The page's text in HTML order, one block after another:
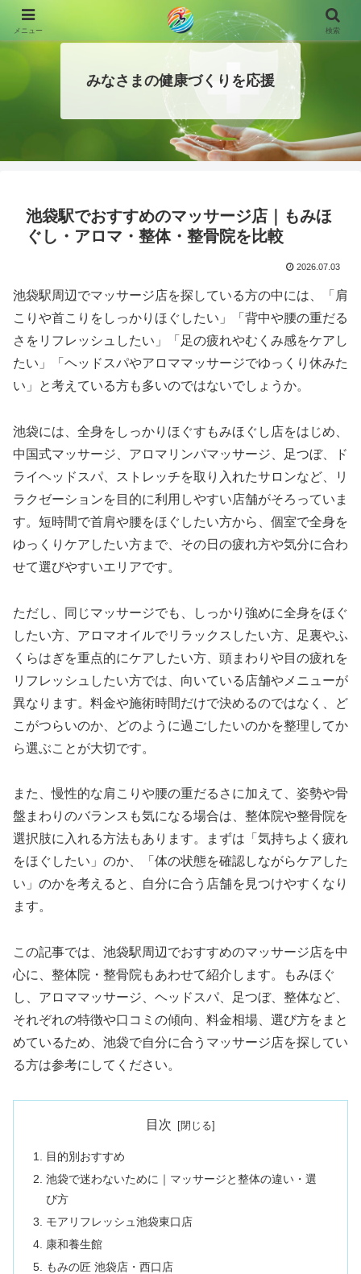
みなさまの健康づくりを応援
池袋駅でおすすめのマッサージ店｜もみほ
ぐし・アロマ・整体・整骨院を比較
2026.07.03
池袋駅周辺でマッサージ店を探している方の中には、「肩
こりや首こりをしっかりほぐしたい」「背中や腰の重だる
さをリフレッシュしたい」「足の疲れやむくみ感をケアし
たい」「ヘッドスパやアロママッサージでゆっくり休みた
い」と考えている方も多いのではないでしょうか。
池袋には、全身をしっかりほぐすもみほぐし店をはじめ、
中国式マッサージ、アロマリンパマッサージ、足つぼ、ド
ライヘッドスパ、ストレッチを取り入れたサロンなど、リ
ラクゼーションを目的に利用しやすい店舗がそろっていま
す。短時間で首肩や腰をほぐしたい方から、個室で全身を
ゆっくりケアしたい方まで、その日の疲れ方や気分に合わ
せて選びやすいエリアです。
ただし、同じマッサージでも、しっかり強めに全身をほぐ
したい方、アロマオイルでリラックスしたい方、足裏やふ
くらはぎを重点的にケアしたい方、頭まわりや目の疲れを
リフレッシュしたい方では、向いている店舗やメニューが
異なります。料金や施術時間だけで決めるのではなく、ど
こがつらいのか、どのように過ごしたいのかを整理してか
ら選ぶことが大切です。
また、慢性的な肩こりや腰の重だるさに加えて、姿勢や骨
盤まわりのバランスも気になる場合は、整体院や整骨院を
選択肢に入れる方法もあります。まずは「気持ちよく疲れ
をほぐしたい」のか、「体の状態を確認しながらケアした
い」のかを考えると、自分に合う店舗を見つけやすくなり
ます。
この記事では、池袋駅周辺でおすすめのマッサージ店を中
心に、整体院・整骨院もあわせて紹介します。もみほぐ
し、アロママッサージ、ヘッドスパ、足つぼ、整体など、
それぞれの特徴や口コミの傾向、料金相場、選び方をまと
めているため、池袋で自分に合うマッサージ店を探してい
る方は参考にしてください。
目次
目的別おすすめ
池袋で迷わないために｜マッサージと整体の違い・選
び方
モアリフレッシュ池袋東口店
康和養生館
もみの匠 池袋店・西口店
メニュー 検索